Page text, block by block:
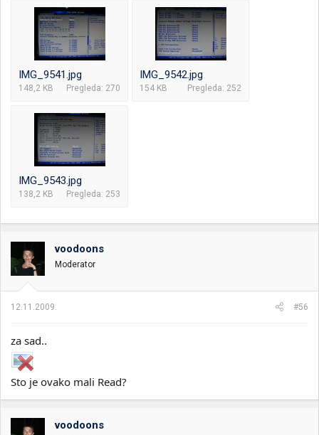
IMG_9541.jpg
148,2 KB Pregleda: 270
IMG_9542.jpg
154 KB Pregleda: 252
IMG_9543.jpg
138,2 KB Pregleda: 253
voodoons
Moderator
12.11.2009. #56
za sad..
Sto je ovako mali Read?
voodoons